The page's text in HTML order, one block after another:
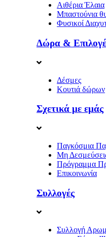
Αιθέρια Έλαια
Μπαστούνια
Φυσικοί
Δώρα &
Δέσμες
Κουτιά δώρων
Σχετικά με εμάς
Παγκόσμια
Μη
Πρόγραμμα
Επικοινωνία
Συλλογές
Συλλογή